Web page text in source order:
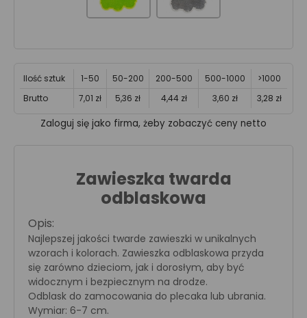
Ilość sztuk 1-50 50-200 200-500 500-1000
>1000
Brutto
7,01 zł 5,36 zł 4,44 zł 3,60 zł 3,28 zł
Zaloguj się jako firma, żeby zobaczyć ceny netto
Zawieszka twarda
odblaskowa
Opis:
Najlepszej jakości twarde zawieszki w unikalnych
wzorach i kolorach. Zawieszka odblaskowa przyda
się zarówno dzieciom, jak i dorosłym, aby być
widocznym i bezpiecznym na drodze.
Odblask do zamocowania do plecaka lub ubrania.
Wymiar: 6-7 cm.